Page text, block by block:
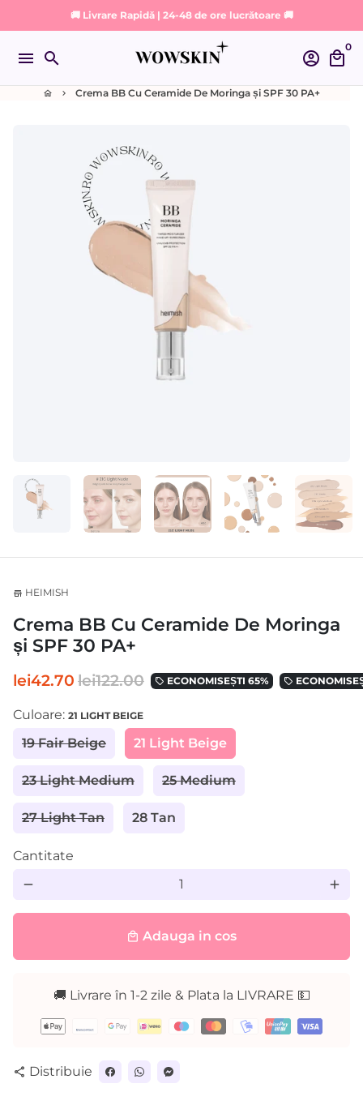
la
conținut
🚚 Livrare Rapidă | 24-48 de ore lucrătoare 🚚
menu search account_circle local_mall
0
home keyboard_arrow_right Crema BB Cu Ceramide De Moringa și SPF 30 PA+
store HEIMISH
Crema BB Cu Ceramide De Moringa
și SPF 30 PA+
lei42.70 lei122.00 local_offer ECONOMISEȘTI 65% local_offer
Culoare: 21 LIGHT BEIGE
19 Fair Beige 21 Light Beige
23 Light Medium 25 Medium
27 Light Tan 28 Tan
Cantitate
remove add
local_mall Adauga in cos
🚚 Livrare în 1-2 zile & Plata la LIVRARE 💵
Metode
plată
share Distribuie